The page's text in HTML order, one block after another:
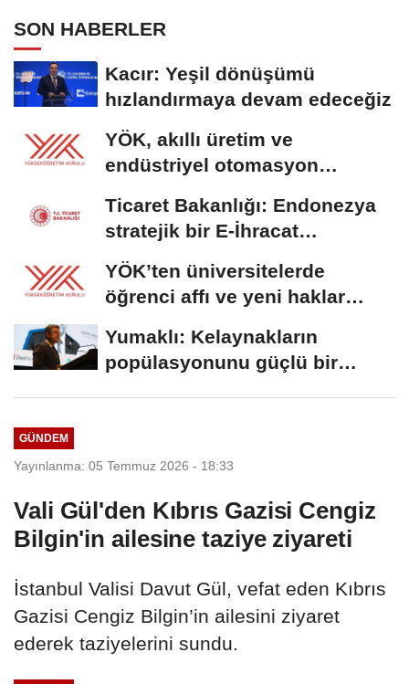
SON HABERLER
Kacır: Yeşil dönüşümü
hızlandırmaya devam edeceğiz
YÖK, akıllı üretim ve
endüstriyel otomasyon
Ticaret Bakanlığı: Endonezya
stratejik bir E-İhracat
destinasyonu
YÖK’ten üniversitelerde
öğrenci affı ve yeni haklar
Yumaklı: Kelaynakların
popülasyonunu güçlü bir
GÜNDEM
Yayınlanma: 05 Temmuz 2026 - 18:33
Vali Gül'den Kıbrıs Gazisi Cengiz
Bilgin'in ailesine taziye ziyareti
İstanbul Valisi Davut Gül, vefat eden Kıbrıs
Gazisi Cengiz Bilgin’in ailesini ziyaret
ederek taziyelerini sundu.